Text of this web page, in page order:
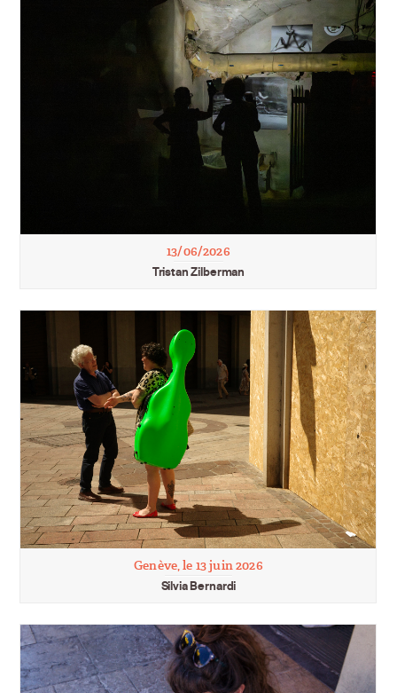
13/06/2026
Tristan Zilberman
Genève, le 13 juin 2026
Silvia Bernardi